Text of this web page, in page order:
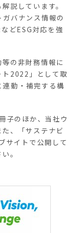
説しています。
バナンス情報の
どESG対応を強
の非財務情報に
2022 」として取
動・補完する構
子のほか、当社ウ
、「サステナビ
サイトで公開して
。